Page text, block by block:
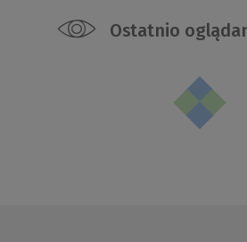
Ostatnio